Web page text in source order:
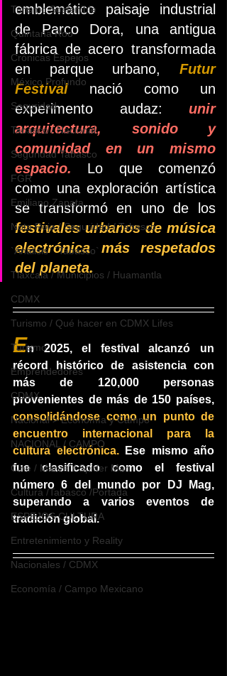
Turismo Sostenible
Quintana Roo
Crónicas Espejos
México Profundo
Seguridad
Tabasco / Nacional
Seguridad Tabasco
FGR
Emiliano Zapata
Nota Roja / Seguridad / Tabasco
`Análisis` `Tabasco`
Tlaxcala / Municipios / Huamantla
CDMX
Turismo / Qué hacer en CDMX Lifes
Turismo
Emprendedores
CDMX
Nacional > Economía y Campo
NACIONAL / CAMPO
Cine / Marvel / Spider Man
Cultura /Tabasco /Portada
ESPEJOS CULTURA
Entretenimiento y Reality
Nacionales / CDMX
Economía / Campo Mexicano
emblemático paisaje industrial
de Parco Dora, una antigua
fábrica de acero transformada
en parque urbano, Futur
Festival nació como un
experimento audaz: unir
arquitectura, sonido y
comunidad en un mismo
espacio. Lo que comenzó
como una exploración artística
festivales urbanos de música
electrónica más respetados
del planeta.
En 2025, el festival alcanzó un
récord histórico de asistencia con
más de 120,000 personas
consolidándose como un punto de
encuentro internacional para la
cultura electrónica.
Ese mismo año
fue clasificado como el festival
número 6 del mundo por DJ Mag,
superando a varios eventos de
tradición global.